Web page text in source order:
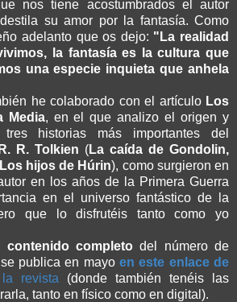
nos tiene acostumbrados el autor
su amor por la fantasía. Como
adelanto que os dejo: "La realidad
la fantasía es la cultura que
una especie inquieta que anhela
he colaborado con el artículo Los
Media, en el que analizo el origen y
historias más importantes del
R. Tolkien (La caída de Gondolin,
hijos de Húrin), como surgieron en
en los años de la Primera Guerra
en el universo fantástico de la
que lo disfrutéis tanto como yo
contenido completo del número de
publica en mayo en este enlace de
revista (donde también tenéis las
tanto en físico como en digital).